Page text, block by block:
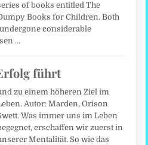
of books entitled The
Books for Children. Both
considerable
…
führt
zu einem höheren Ziel im
Autor: Marden, Orison
Was immer uns im Leben
erschaffen wir zuerst in
Mentalität. So wie das